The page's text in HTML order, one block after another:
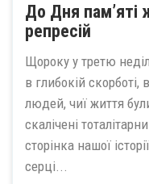
До Дня пам’яті
репресій
Щороку у третю
в глибокій
людей, чиї життя
скалічені
сторінка нашої
серці...